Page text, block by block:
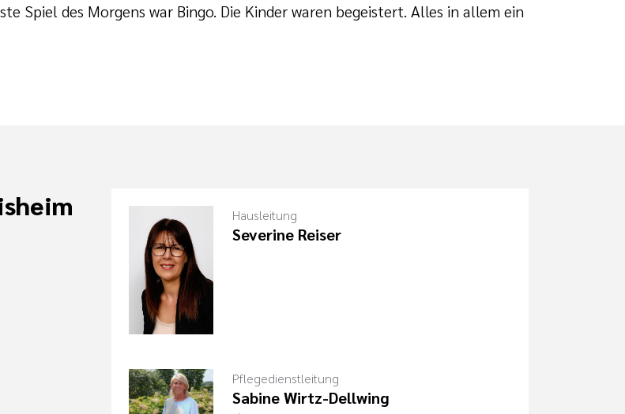
Spiel des Morgens war Bingo. Die Kinder waren begeistert. Alles in allem ein
Hausleitung
Severine Reiser
Pflegedienstleitung
Sabine Wirtz-Dellwing